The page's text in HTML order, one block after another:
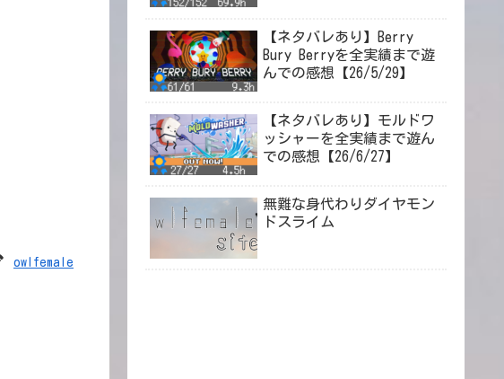
owlfemale
【ネタバレあり】Berry
Bury Berryを全実績まで遊
んでの感想【26/5/29】
【ネタバレあり】モルドワ
ッシャーを全実績まで遊ん
での感想【26/6/27】
無難な身代わりダイヤモン
ドスライム